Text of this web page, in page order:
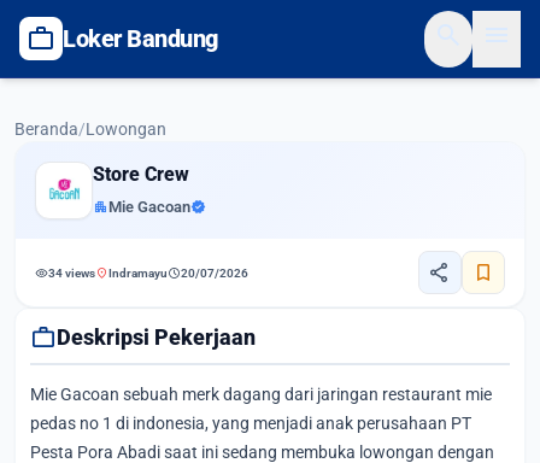
work Loker Bandung
Beranda/Lowongan
Store Crew
apartment Mie Gacoanverified
visibility34 viewslocation_onIndramayuschedule20/07/2026 share bookmark
workDeskripsi Pekerjaan
Mie Gacoan sebuah merk dagang dari jaringan restaurant mie
pedas no 1 di indonesia, yang menjadi anak perusahaan PT
Pesta Pora Abadi saat ini sedang membuka lowongan dengan